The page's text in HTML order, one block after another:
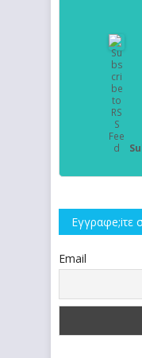
Εγγραφe;iτε
Email